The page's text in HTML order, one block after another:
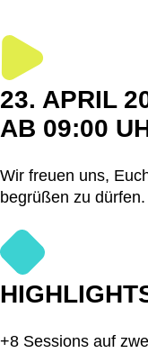
23. APRIL
AB 09:00
Wir freuen uns,
begrüßen zu dürfen.
+8 Sessions auf